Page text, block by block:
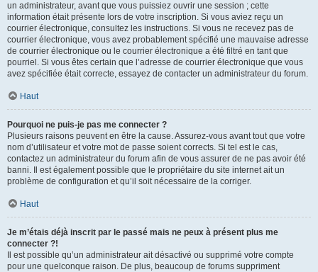
un administrateur, avant que vous puissiez ouvrir une session ; cette
information était présente lors de votre inscription. Si vous aviez reçu un
courrier électronique, consultez les instructions. Si vous ne recevez pas de
courrier électronique, vous avez probablement spécifié une mauvaise adresse
de courrier électronique ou le courrier électronique a été filtré en tant que
pourriel. Si vous êtes certain que l’adresse de courrier électronique que vous
avez spécifiée était correcte, essayez de contacter un administrateur du forum.
Haut
Pourquoi ne puis-je pas me connecter ?
Plusieurs raisons peuvent en être la cause. Assurez-vous avant tout que votre
nom d’utilisateur et votre mot de passe soient corrects. Si tel est le cas,
contactez un administrateur du forum afin de vous assurer de ne pas avoir été
banni. Il est également possible que le propriétaire du site internet ait un
problème de configuration et qu’il soit nécessaire de la corriger.
Haut
Je m’étais déjà inscrit par le passé mais ne peux à présent plus me
connecter ?!
Il est possible qu’un administrateur ait désactivé ou supprimé votre compte
pour une quelconque raison. De plus, beaucoup de forums suppriment